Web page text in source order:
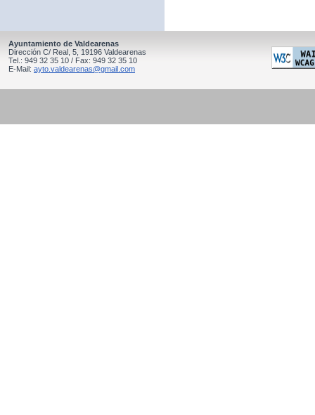
Ayuntamiento de Valdearenas
Dirección C/ Real, 5, 19196 Valdearenas
Tel.: 949 32 35 10 / Fax: 949 32 35 10
E-Mail: ayto.valdearenas@gmail.com